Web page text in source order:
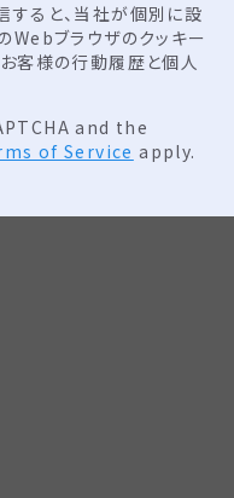
すると、当社が個別に設
Webブラウザのクッキー
客様の行動履歴と個人
and the
of Service apply.